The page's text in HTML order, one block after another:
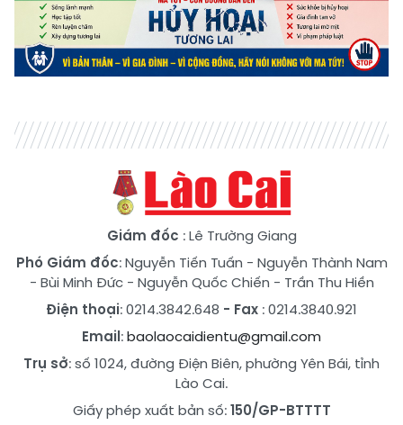
Giám đốc : Lê Trường Giang
Phó Giám đốc:Nguyễn Tiến Tuấn - Nguyễn Thành Nam
- Bùi Minh Đức- Nguyễn Quốc Chiến - Trần Thu Hiền
Điện thoại: 0214.3842.648 - Fax : 0214.3840.921
Email:baolaocaidientu@gmail.com
Trụ sở: số 1024, đường Điện Biên, phường Yên Bái, tỉnh
Lào Cai.
Giấy phép xuất bản số:150/GP-BTTTT